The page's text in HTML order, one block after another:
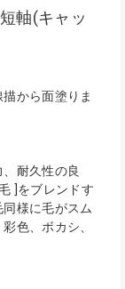
軸(キャッ
から面塗りま
耐久性の良
]をブレンドす
様に毛がスム
色、ボカシ、